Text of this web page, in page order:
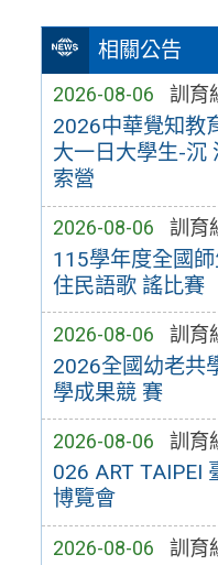
相關公告
2026-08-06 訓育
2026中華覺知教
大一日大學生-沉
索營
2026-08-06 訓育
115學年度全國
住民語歌 謠比賽
2026-08-06 訓育
2026全國幼老共
學成果競 賽
2026-08-06 訓育
026 ART TAIPEI
博覽會
2026-08-06 訓育